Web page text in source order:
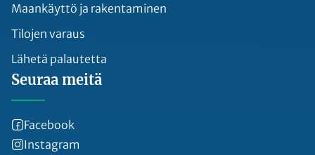
Maankäyttö ja rakentaminen
Tilojen varaus
Lähetä palautetta
Seuraa meitä
Facebook
Instagram